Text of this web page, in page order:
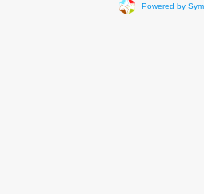
Powered by